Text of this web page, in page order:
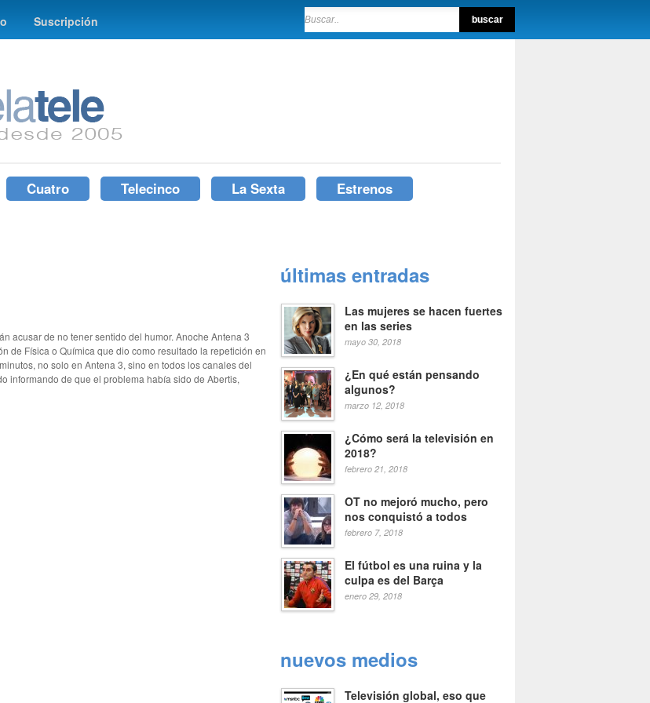
Suscripción
Cuatro Telecinco La Sexta Estrenos
acusar de no tener sentido del humor. Anoche Antena 3
de Física o Química que dio como resultado la repetición en
no solo en Antena 3, sino en todos los canales del
informando de que el problema había sido de Abertis,
últimas entradas
Las mujeres se hacen fuertes
en las series
mayo 30, 2018
¿En qué están pensando
algunos?
marzo 12, 2018
¿Cómo será la televisión en
2018?
febrero 21, 2018
OT no mejoró mucho, pero
nos conquistó a todos
febrero 7, 2018
El fútbol es una ruina y la
culpa es del Barça
enero 29, 2018
nuevos medios
Televisión global, eso que